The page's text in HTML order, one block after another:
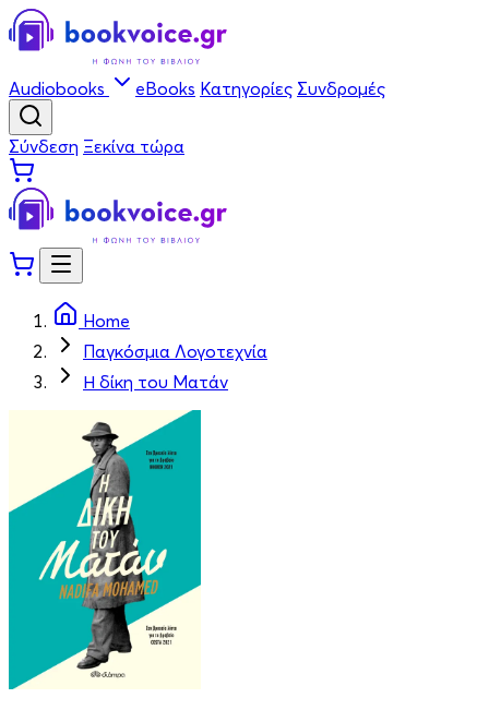
Audiobooks eBooks Κατηγορίες Συνδρομές
Σύνδεση Ξεκίνα τώρα
Home
Παγκόσμια Λογοτεχνία
Η δίκη του Ματάν